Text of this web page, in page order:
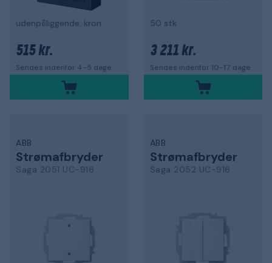
udenpåliggende, kron
515 kr.
Sendes indenfor 4-5 dage
50 stk
3 211 kr.
Sendes indenfor 10-17 dage
ABB
Strømafbryder
Saga 2051 UC-916
ABB
Strømafbryder
Saga 2052 UC-916